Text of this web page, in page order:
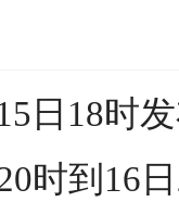
日18时
时到16